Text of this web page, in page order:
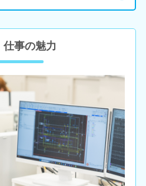
仕事の魅力